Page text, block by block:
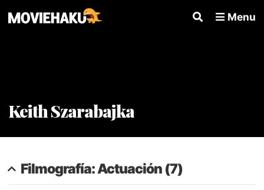
Menu
Keith Szarabajka
Filmografía: Actuación (7)